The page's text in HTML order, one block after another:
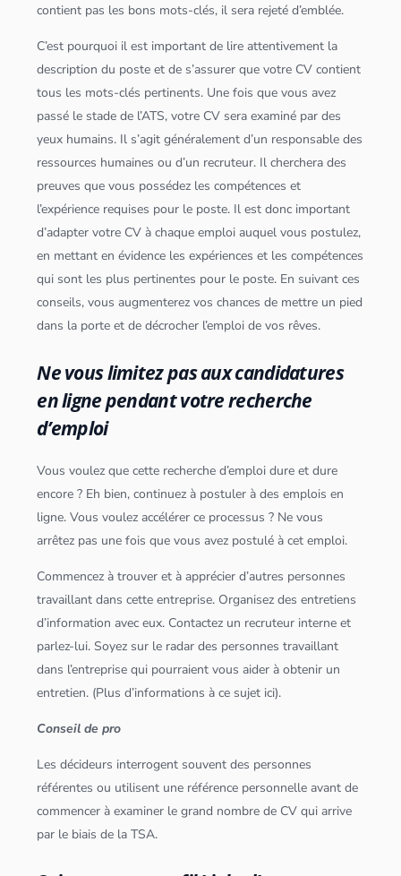
contient pas les bons mots-clés, il sera rejeté d’emblée.
C’est pourquoi il est important de lire attentivement la
description du poste et de s’assurer que votre CV contient
tous les mots-clés pertinents. Une fois que vous avez
passé le stade de l’ATS, votre CV sera examiné par des
yeux humains. Il s’agit généralement d’un responsable des
ressources humaines ou d’un recruteur. Il cherchera des
preuves que vous possédez les compétences et
l’expérience requises pour le poste. Il est donc important
d’adapter votre CV à chaque emploi auquel vous postulez,
en mettant en évidence les expériences et les compétences
qui sont les plus pertinentes pour le poste. En suivant ces
conseils, vous augmenterez vos chances de mettre un pied
dans la porte et de décrocher l’emploi de vos rêves.
Ne vous limitez pas aux candidatures
en ligne pendant votre recherche
d’emploi
Vous voulez que cette recherche d’emploi dure et dure
encore ? Eh bien, continuez à postuler à des emplois en
ligne. Vous voulez accélérer ce processus ? Ne vous
arrêtez pas une fois que vous avez postulé à cet emploi.
Commencez à trouver et à apprécier d’autres personnes
travaillant dans cette entreprise. Organisez des entretiens
d’information avec eux. Contactez un recruteur interne et
parlez-lui. Soyez sur le radar des personnes travaillant
dans l’entreprise qui pourraient vous aider à obtenir un
entretien. (Plus d’informations à ce sujet ici).
Conseil de pro
Les décideurs interrogent souvent des personnes
référentes ou utilisent une référence personnelle avant de
commencer à examiner le grand nombre de CV qui arrive
par le biais de la TSA.